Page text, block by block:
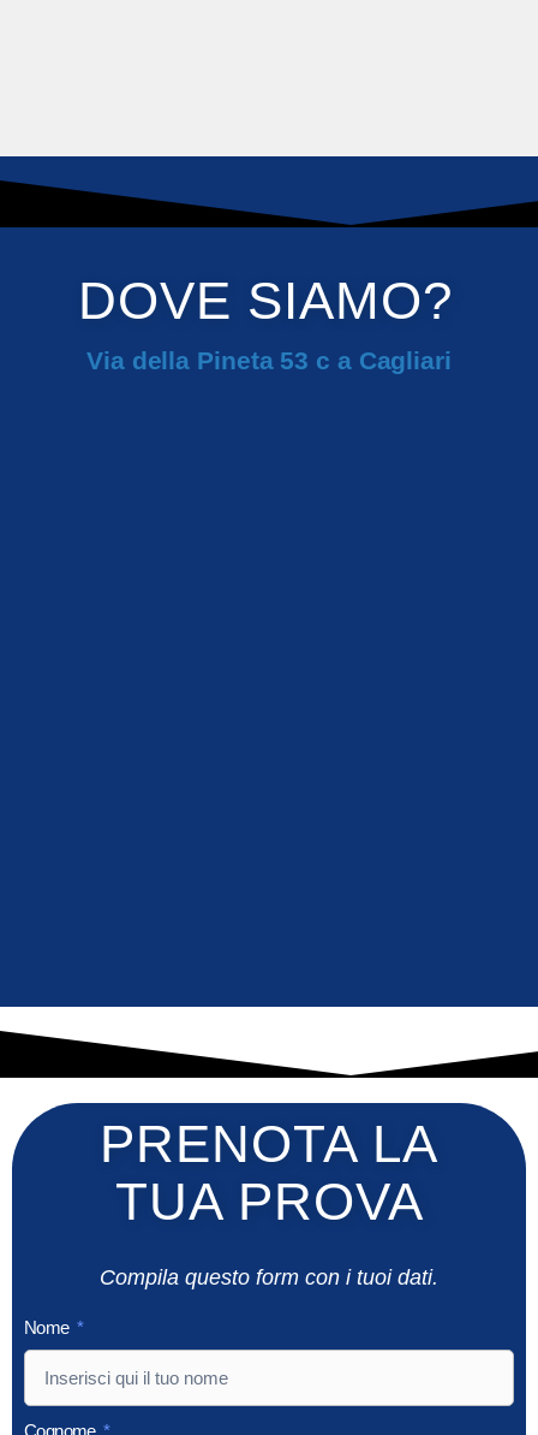
DOVE SIAMO?
Via della Pineta 53 c a Cagliari
PRENOTA LA
TUA PROVA
Compila questo form con i tuoi dati.
Nome